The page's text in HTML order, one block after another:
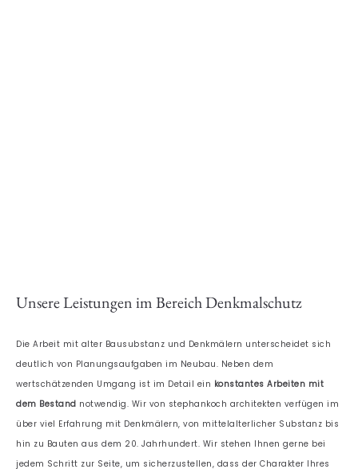
Unsere Leistungen im Bereich Denkmalschutz
Die Arbeit mit alter Bausubstanz und Denkmälern unterscheidet sich
deutlich von Planungsaufgaben im Neubau. Neben dem
wertschätzenden Umgang ist im Detail ein konstantes Arbeiten mit
dem Bestand notwendig. Wir von stephankoch architekten verfügen im
über viel Erfahrung mit Denkmälern, von mittelalterlicher Substanz bis
hin zu Bauten aus dem 20. Jahrhundert. Wir stehen Ihnen gerne bei
jedem Schritt zur Seite, um sicherzustellen, dass der Charakter Ihres